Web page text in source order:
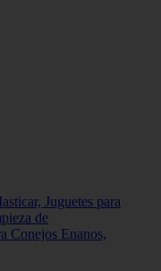
Juguetes para
de
Conejos Enanos,